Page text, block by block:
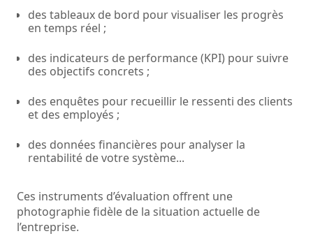
des tableaux de bord pour visualiser les progrès
en temps réel ;
des indicateurs de performance (KPI) pour suivre
des objectifs concrets ;
des enquêtes pour recueillir le ressenti des clients
et des employés ;
des données financières pour analyser la
rentabilité de votre système...
Ces instruments d’évaluation offrent une
photographie fidèle de la situation actuelle de
l’entreprise.